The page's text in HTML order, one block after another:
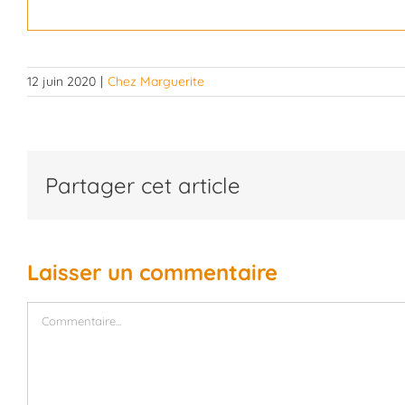
12 juin 2020 | Chez Marguerite
Partager cet article
Laisser un commentaire